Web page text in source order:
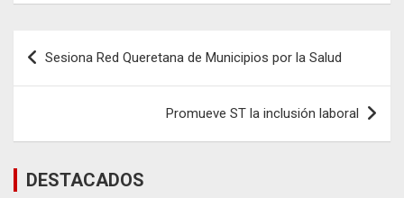
Navegación
de
Sesiona Red Queretana de Municipios por la Salud
Promueve ST la inclusión laboral
DESTACADOS